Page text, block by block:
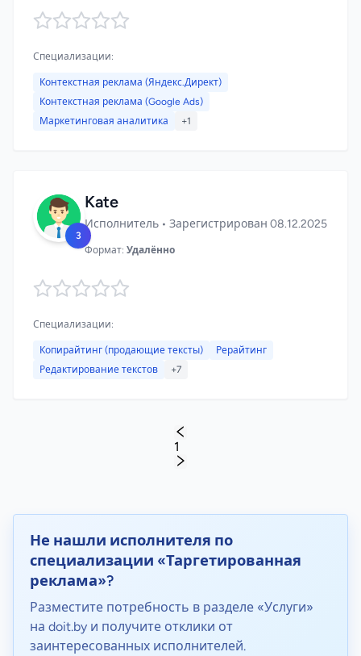
Специализации:
Контекстная реклама (Яндекс.Директ)
Контекстная реклама (Google Ads)
Маркетинговая аналитика
+1
3
Kate
Исполнитель • Зарегистрирован 08.12.2025
Формат: Удалённо
Специализации:
Копирайтинг (продающие тексты)
Рерайтинг
Редактирование текстов
+7
1
Не нашли исполнителя по
специализации «Таргетированная
реклама»?
Разместите потребность в разделе «Услуги»
на doit.by и получите отклики от
заинтересованных исполнителей.